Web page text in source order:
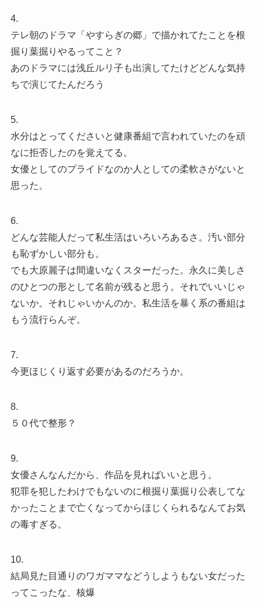
4.
テレ朝のドラマ「やすらぎの郷」で描かれてたことを根
掘り葉掘りやるってこと？
あのドラマには浅丘ルリ子も出演してたけどどんな気持
ちで演じてたんだろう
5.
水分はとってくださいと健康番組で言われていたのを頑
なに拒否したのを覚えてる。
女優としてのプライドなのか人としての柔軟さがないと
思った。
6.
どんな芸能人だって私生活はいろいろあるさ。汚い部分
も恥ずかしい部分も。
でも大原麗子は間違いなくスターだった。永久に美しさ
のひとつの形として名前が残ると思う。それでいいじゃ
ないか。それじゃいかんのか。私生活を暴く系の番組は
もう流行らんぞ。
7.
今更ほじくり返す必要があるのだろうか。
8.
５０代で整形？
9.
女優さんなんだから、作品を見ればいいと思う。
犯罪を犯したわけでもないのに根掘り葉掘り公表してな
かったことまで亡くなってからほじくられるなんてお気
の毒すぎる。
10.
結局見た目通りのワガママなどうしようもない女だった
ってこったな、核爆